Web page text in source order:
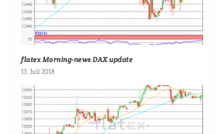
flatex Morning-news DAX update
13. Juli 2018